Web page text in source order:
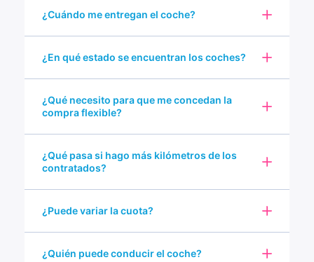
¿Cuándo me entregan el coche?
¿En qué estado se encuentran los coches?
¿Qué necesito para que me concedan la
compra flexible?
¿Qué pasa si hago más kilómetros de los
contratados?
¿Puede variar la cuota?
¿Quién puede conducir el coche?